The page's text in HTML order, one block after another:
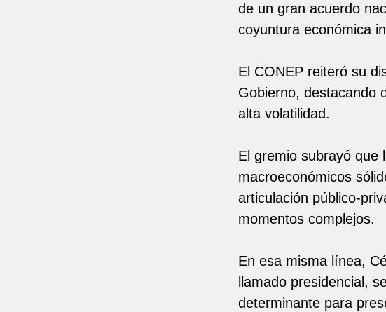
de un gran acuerdo
coyuntura económica
El CONEP reiteró su
Gobierno, destacando
alta volatilidad.
El gremio subrayó que
macroeconómicos
articulación público-
momentos complejos.
En esa misma línea,
llamado presidencial,
determinante para